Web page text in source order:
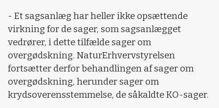
- Et sagsanlæg har heller ikke opsættende
virkning for de sager, som sagsanlægget
vedrører, i dette tilfælde sager om
overgødskning. NaturErhvervstyrelsen
fortsætter derfor behandlingen af sager om
overgødskning, herunder sager om
krydsoverensstemmelse, de såkaldte KO-sager.